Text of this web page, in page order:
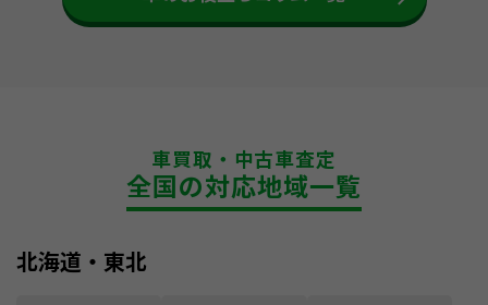
車買取・中古車査定
全国の対応地域一覧
北海道・東北